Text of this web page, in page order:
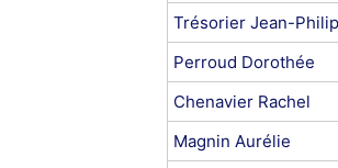
Trésorier Jean-
Perroud Dorothée
Chenavier Rachel
Magnin Aurélie